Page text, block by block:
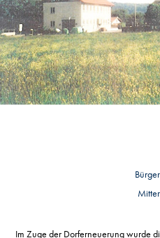
Im Zuge der Dorferneuerung wurde